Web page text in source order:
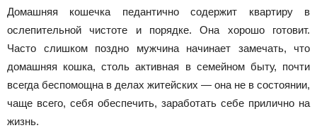
Домашняя кошечка педантично содержит квартиру в
ослепительной чистоте и порядке. Она хорошо готовит.
Часто слишком поздно мужчина начинает замечать, что
домашняя кошка, столь активная в семейном быту, почти
всегда беспомощна в делах житейских — она не в состоянии,
чаще всего, себя обеспечить, заработать себе прилично на
жизнь.